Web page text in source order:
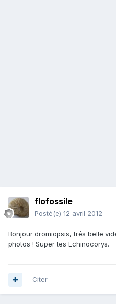
flofossile
Posté(e) 12 avril 2012
Bonjour dromiopsis, trés belle
photos ! Super tes Echinocorys.
Citer